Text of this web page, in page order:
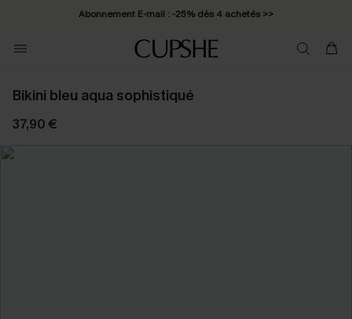
Abonnement E-mail : -25% dès 4 achetés >>
Bikini bleu aqua sophistiqué
37,90 €